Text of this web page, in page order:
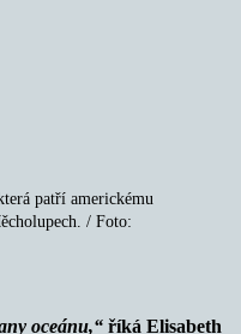
patří americkému
/ Foto:
oceánu,“ říká Elisabeth